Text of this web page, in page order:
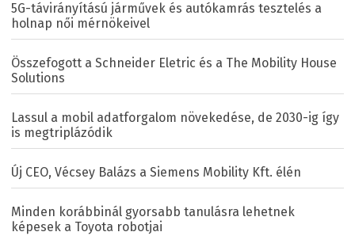
5G-távirányítású járművek és autókamrás tesztelés a
holnap női mérnökeivel
Összefogott a Schneider Eletric és a The Mobility House
Solutions
Lassul a mobil adatforgalom növekedése, de 2030-ig így
is megtriplázódik
Új CEO, Vécsey Balázs a Siemens Mobility Kft. élén
Minden korábbinál gyorsabb tanulásra lehetnek
képesek a Toyota robotjai